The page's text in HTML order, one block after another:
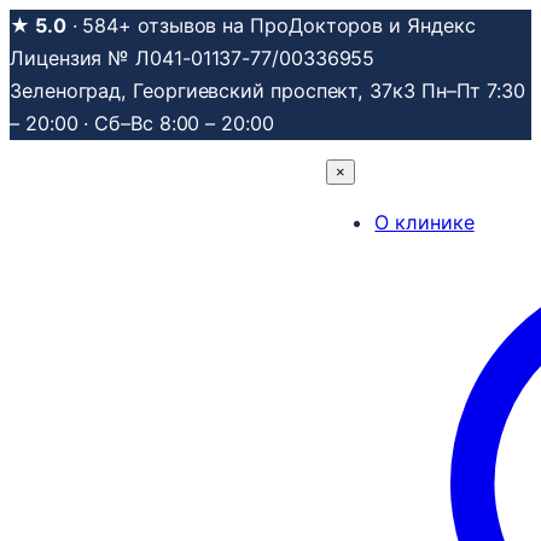
Перейти
к
содержимому
★ 5.0· 584+ отзывов на ПроДокторов и Яндекс
Лицензия № Л041-01137-77/00336955
Зеленоград, Георгиевский проспект, 37к3 Пн–Пт 7:30
– 20:00 · Сб–Вс 8:00 – 20:00
×
О клинике